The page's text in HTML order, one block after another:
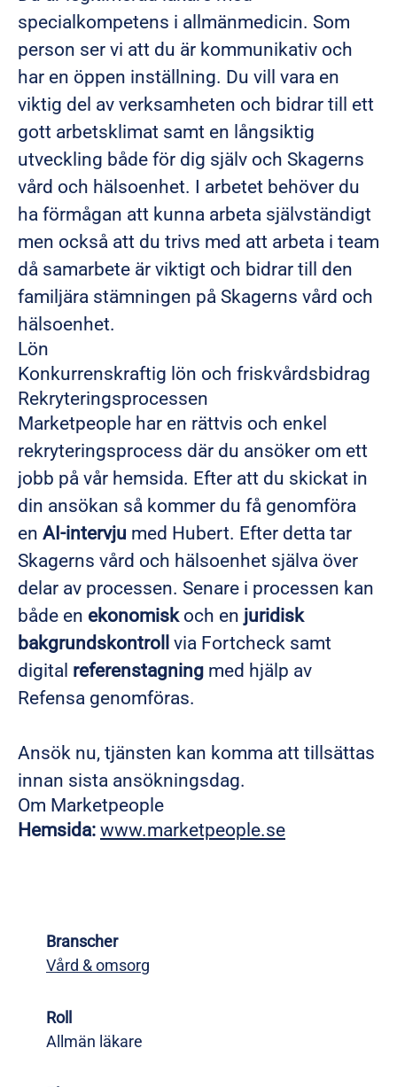
specialkompetens i allmänmedicin. Som
person ser vi att du är kommunikativ och
har en öppen inställning. Du vill vara en
viktig del av verksamheten och bidrar till ett
gott arbetsklimat samt en långsiktig
utveckling både för dig själv och Skagerns
vård och hälsoenhet. I arbetet behöver du
ha förmågan att kunna arbeta självständigt
men också att du trivs med att arbeta i team
då samarbete är viktigt och bidrar till den
familjära stämningen på Skagerns vård och
hälsoenhet.
Lön
Konkurrenskraftig lön och friskvårdsbidrag
Rekryteringsprocessen
Marketpeople har en rättvis och enkel
rekryteringsprocess där du ansöker om ett
jobb på vår hemsida. Efter att du skickat in
din ansökan så kommer du få genomföra
en AI-intervju med Hubert. Efter detta tar
Skagerns vård och hälsoenhet själva över
delar av processen. Senare i processen kan
både en ekonomisk och en juridisk
bakgrundskontroll via Fortcheck samt
digital referenstagning med hjälp av
Refensa genomföras.
Ansök nu, tjänsten kan komma att tillsättas
innan sista ansökningsdag.
Om Marketpeople
Hemsida: www.marketpeople.se
Branscher
Vård & omsorg
Roll
Allmän läkare